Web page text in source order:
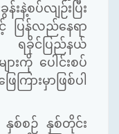
နဲ့စပ်လျဉ်းပြီး
ပြန်လည်နေရာ
ရခိုင်ပြည်နယ်
းကို ပေါင်းစပ်
ြေကြားမှာဖြစ်ပါ
စဉ် နှစ်တိုင်း